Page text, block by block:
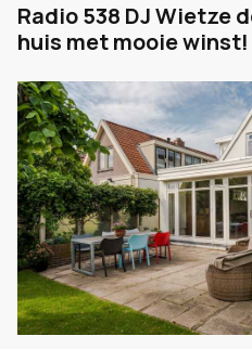
Radio 538 DJ Wietze
huis met mooie winst!